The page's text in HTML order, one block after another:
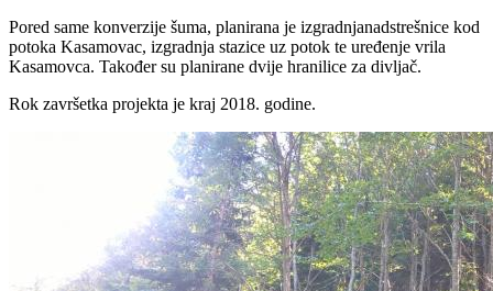
Pored same konverzije šuma, planirana je izgradnjanadstrešnice kod
potoka Kasamovac, izgradnja stazice uz potok te uređenje vrila
Kasamovca. Također su planirane dvije hranilice za divljač.
Rok završetka projekta je kraj 2018. godine.